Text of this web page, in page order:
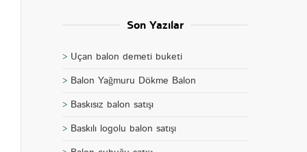
Son Yazılar
Uçan balon demeti buketi
Balon Yağmuru Dökme Balon
Baskısız balon satışı
Baskılı logolu balon satışı